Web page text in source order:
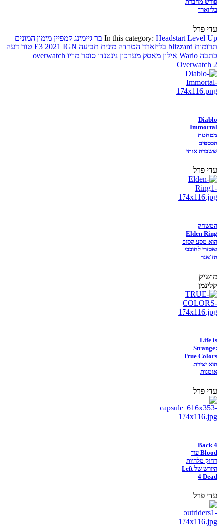
פורש מחברת
בליזארד
עדי פרל
In this category: Headstart Level Up בר גיימינג קמפיין מימון המונים
תרומות blizzard בליזארד הטרדה מינית תביעה E3 2021 IGN
טור דעה
כתבה Wario אילון מאסק מערכון נינטנדו סופר מריו overwatch
Overwatch 2
Diablo
Immortal –
מסחטת
הכספים
ששברה אותי
עדי פרל
המשחק
Elden Ring
הוא מסע קסום
ואכזרי לחובבי
הז'אנר
מושיק
קלינמן
Life is
Strange:
True Colors
הוא יצירת
אומנות
עדי פרל
Back 4
Blood עוד
רחוק מלהיות
היורש של Left
4 Dead
עדי פרל